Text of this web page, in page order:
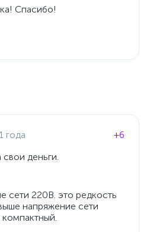
Спасибо!
года
+6
деньги.
сети 220В. это редкость
напряжение сети